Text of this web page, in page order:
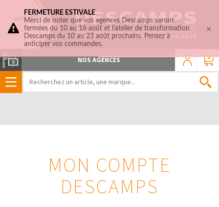
0
NOS AGENCES
MON COMPTE
DESCAMPS
FERMETURE ESTIVALE
Merci de noter que vos agences Descamps seront
fermées du 10 au 16 août et l'atelier de transformation
Descamps du 10 au 23 août prochains. Pensez à
anticiper vos commandes.